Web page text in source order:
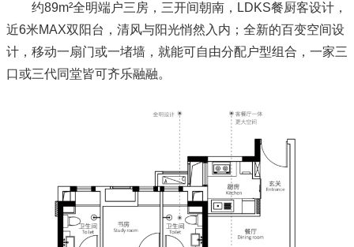
约89m²全明端户三房，三开间朝南，LDKS餐厨客设计，
近6米MAX双阳台，清风与阳光悄然入内；全新的百变空间设
计，移动一扇门或一堵墙，就能可自由分配户型组合，一家三
口或三代同堂皆可齐乐融融。